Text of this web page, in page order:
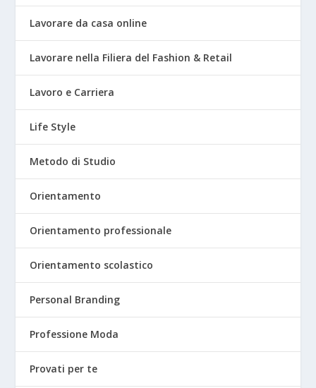
Lavorare da casa online
Lavorare nella Filiera del Fashion & Retail
Lavoro e Carriera
Life Style
Metodo di Studio
Orientamento
Orientamento professionale
Orientamento scolastico
Personal Branding
Professione Moda
Provati per te